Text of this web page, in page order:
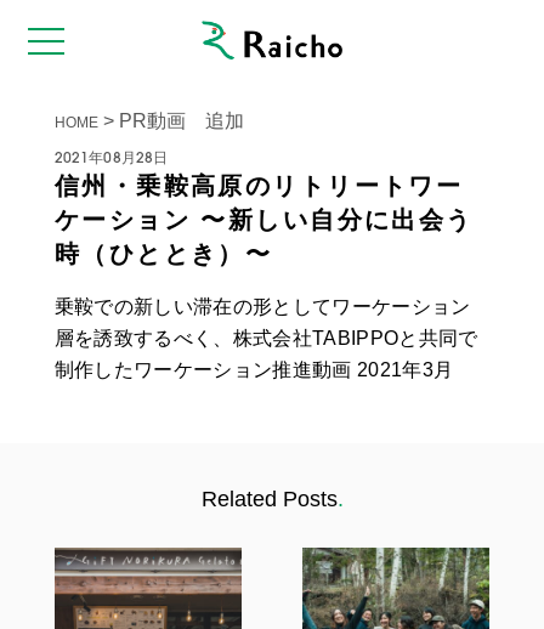
HOME> PR動画 追加
2021年08月28日
信州・乗鞍高原のリトリートワー
ケーション 〜新しい自分に出会う
時（ひととき）〜
乗鞍での新しい滞在の形としてワーケーション
層を誘致するべく、株式会社TABIPPOと共同で
制作したワーケーション推進動画 2021年3月
Related Posts.